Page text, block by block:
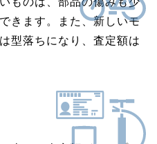
きます。また、新しいモ
型落ちになり、査定額は